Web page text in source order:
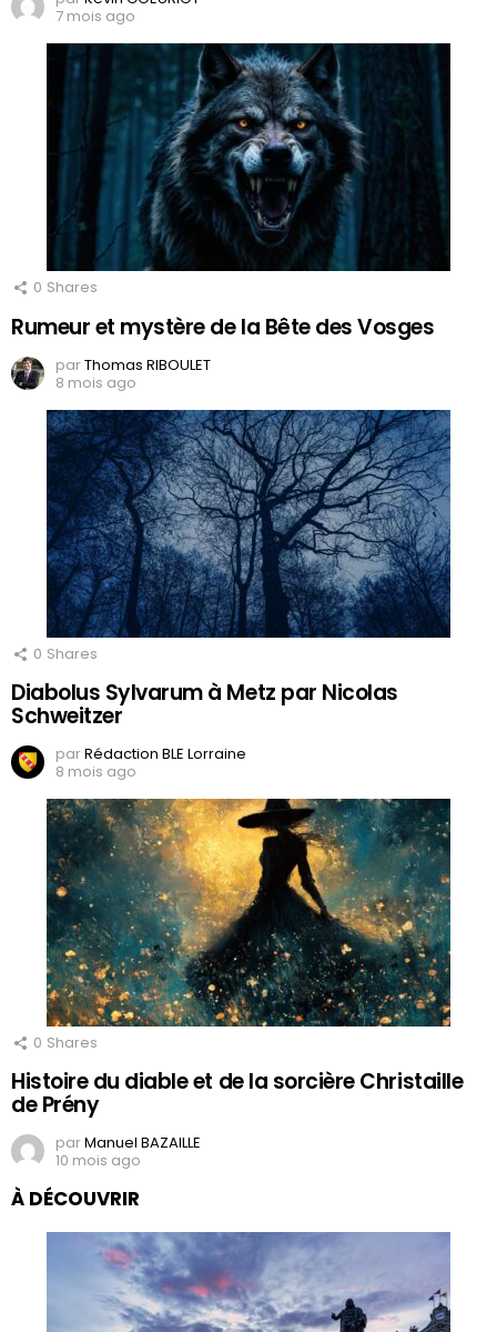
7 mois ago
0 Shares
Rumeur et mystère de la Bête des Vosges
parThomas RIBOULET
8 mois ago
0 Shares
Diabolus Sylvarum à Metz par Nicolas
Schweitzer
parRédaction BLE Lorraine
8 mois ago
0 Shares
Histoire du diable et de la sorcière Christaille
de Prény
parManuel BAZAILLE
10 mois ago
À DÉCOUVRIR